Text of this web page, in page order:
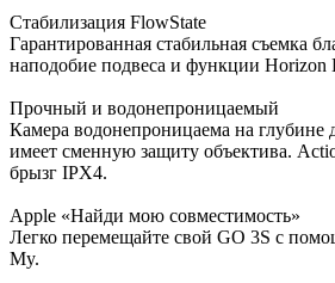
Стабилизация FlowState
Гарантированная стабильная съемка
наподобие подвеса и функции Horizon
Прочный и водонепроницаемый
Камера водонепроницаема на глубине
имеет сменную защиту объектива.
брызг IPX4.
Apple «Найди мою совместимость»
Легко перемещайте свой GO 3S с
My.